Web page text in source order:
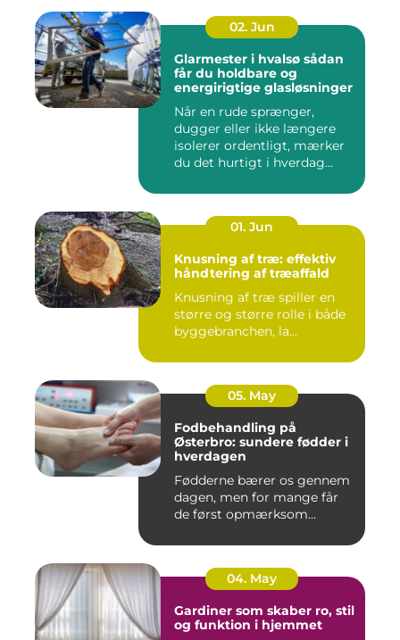
02. Jun
Glarmester i hvalsø sådan
får du holdbare og
energirigtige glasløsninger
Når en rude sprænger,
dugger eller ikke længere
isolerer ordentligt, mærker
du det hurtigt i hverdag...
01. Jun
Knusning af træ: effektiv
håndtering af træaffald
Knusning af træ spiller en
større og større rolle i både
byggebranchen, la...
05. May
Fodbehandling på
Østerbro: sundere fødder i
hverdagen
Fødderne bærer os gennem
dagen, men for mange får
de først opmærksom...
04. May
Gardiner som skaber ro, stil
og funktion i hjemmet